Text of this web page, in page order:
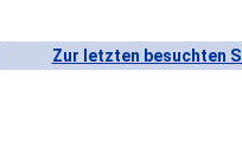
Zur letzten besuchten